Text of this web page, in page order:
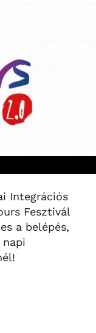
Integrációs
Fesztivál
a belépés,